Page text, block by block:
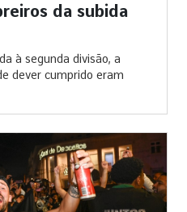
da subida
à segunda divisão, a
dever cumprido eram